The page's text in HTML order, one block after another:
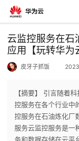
返
回
个
我
云监控服务在石
应用【玩转华为
皮牙子抓饭
【摘要】 引言随着
控服务在各个行业中
控服务在石油炼化厂
服务云监控服务是一
务和数据存储在云平